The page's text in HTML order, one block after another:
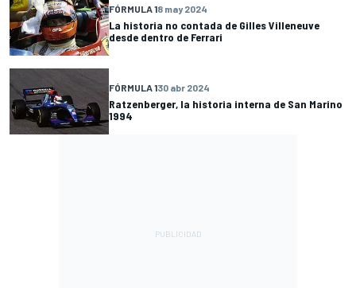
FÓRMULA 18 may 2024
La historia no contada de Gilles Villeneuve
desde dentro de Ferrari
FÓRMULA 130 abr 2024
Ratzenberger, la historia interna de San Marino
1994